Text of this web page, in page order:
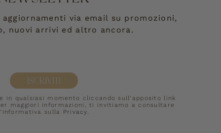
via email su promozioni,
nuovi arrivi ed altro ancora.
ISCRIVITI
in qualsiasi momento cliccando sull’apposito link
maggiori informazioni, ti invitiamo a consultare
sulla Privacy